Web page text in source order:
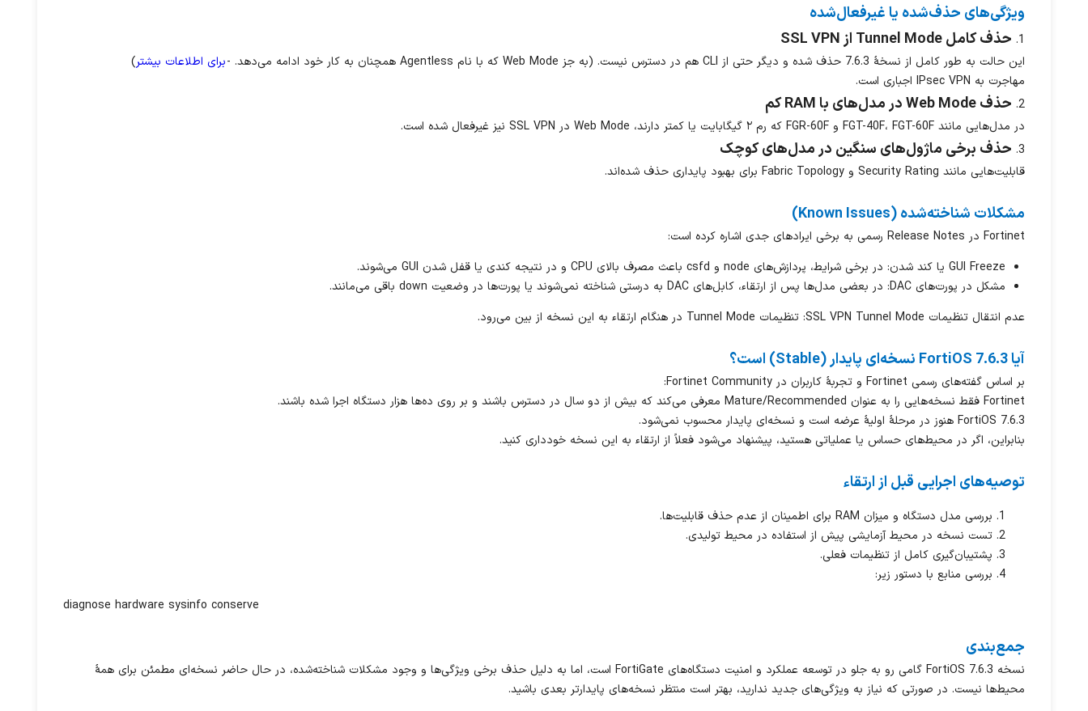
ویژگی‌های حذف‌شده یا غیرفعال‌شده
1. حذف کامل Tunnel Mode از SSL VPN
این حالت به‌ طور کامل از نسخهٔ 7.6.3 حذف شده و دیگر حتی از CLI هم در دسترس نیست. (به جز Web Mode که با نام Agentless همچنان به کار خود ادامه می‌دهد. - برای اطلاعات بیشتر)
مهاجرت به IPsec VPN اجباری است.
2. حذف Web Mode در مدل‌های با RAM کم
در مدل‌هایی مانند FGT-40F، FGT-60F و FGR-60F که رم ۲ گیگابایت یا کمتر دارند، Web Mode در SSL VPN نیز غیرفعال شده است.
3. حذف برخی ماژول‌های سنگین در مدل‌های کوچک
قابلیت‌هایی مانند Security Rating و Fabric Topology برای بهبود پایداری حذف شده‌اند.
مشکلات شناخته‌شده (Known Issues)
Fortinet در Release Notes رسمی به برخی ایرادهای جدی اشاره کرده است:
GUI Freeze یا کند شدن: در برخی شرایط، پردازش‌های node و csfd باعث مصرف بالای CPU و در نتیجه کندی یا قفل شدن GUI می‌شوند.
مشکل در پورت‌های DAC: در بعضی مدل‌ها پس از ارتقاء، کابل‌های DAC به‌ درستی شناخته نمی‌شوند یا پورت‌ها در وضعیت down باقی می‌مانند.
عدم انتقال تنظیمات SSL VPN Tunnel Mode: تنظیمات Tunnel Mode در هنگام ارتقاء به این نسخه از بین می‌رود.
آیا FortiOS 7.6.3 نسخه‌ای پایدار (Stable) است؟
بر اساس گفته‌های رسمی Fortinet و تجربهٔ کاربران در Fortinet Community:
Fortinet فقط نسخه‌هایی را به‌ عنوان Mature/Recommended معرفی می‌کند که بیش از دو سال در دسترس باشند و بر روی ده‌ها هزار دستگاه اجرا شده باشند.
FortiOS 7.6.3 هنوز در مرحلهٔ اولیهٔ عرضه است و نسخه‌ای پایدار محسوب نمی‌شود.
بنابراین، اگر در محیط‌های حساس یا عملیاتی هستید، پیشنهاد می‌شود فعلاً از ارتقاء به این نسخه خودداری کنید.
توصیه‌های اجرایی قبل از ارتقاء
بررسی مدل دستگاه و میزان RAM برای اطمینان از عدم حذف قابلیت‌ها.
تست نسخه در محیط آزمایشی پیش از استفاده در محیط تولیدی.
پشتیبان‌گیری کامل از تنظیمات فعلی.
بررسی منابع با دستور زیر:
diagnose hardware sysinfo conserve
جمع‌بندی
نسخه 7.6.3 FortiOS گامی رو به جلو در توسعه عملکرد و امنیت دستگاه‌های FortiGate است، اما به‌ دلیل حذف برخی ویژگی‌ها و وجود مشکلات شناخته‌شده، در حال حاضر نسخه‌ای مطمئن برای همهٔ
محیط‌ها نیست. در صورتی که نیاز به ویژگی‌های جدید ندارید، بهتر است منتظر نسخه‌های پایدارتر بعدی باشید.